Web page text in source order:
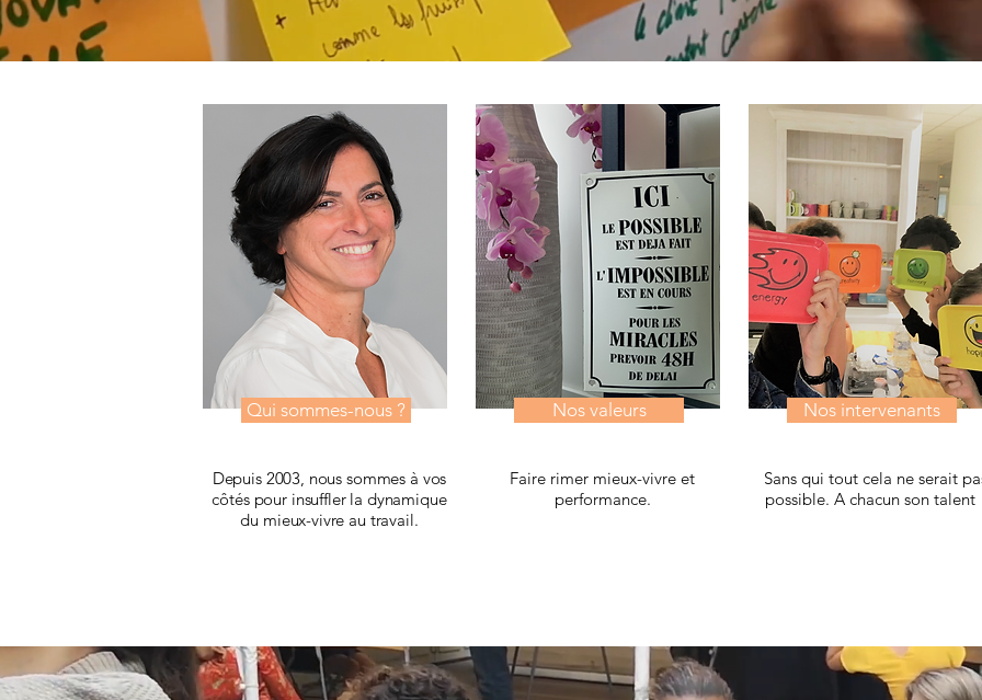
Qui sommes-nous ?
Depuis 2003, nous sommes à vos
côtés pour insuffler la dynamique
du mieux-vivre au travail.
Nos valeurs
Faire rimer mieux-vivre et
performance.
Nos intervenants
Sans qui tout cela ne serait
possible. A chacun son talent